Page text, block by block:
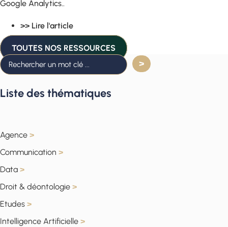
Google Analytics..
>> Lire l'article
TOUTES NOS RESSOURCES
Liste des thématiques
Agence >
Communication >
Data >
Droit & déontologie >
Etudes >
Intelligence Artificielle >